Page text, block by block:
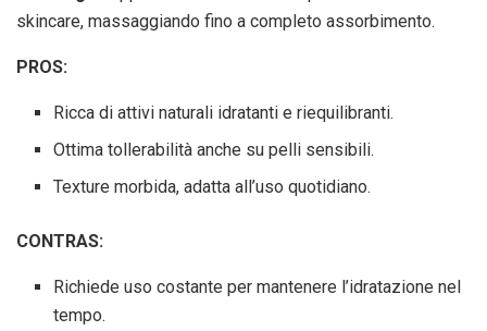
skincare, massaggiando fino a completo assorbimento.
PROS:
Ricca di attivi naturali idratanti e riequilibranti.
Ottima tollerabilità anche su pelli sensibili.
Texture morbida, adatta all’uso quotidiano.
CONTRAS:
Richiede uso costante per mantenere l’idratazione nel
tempo.